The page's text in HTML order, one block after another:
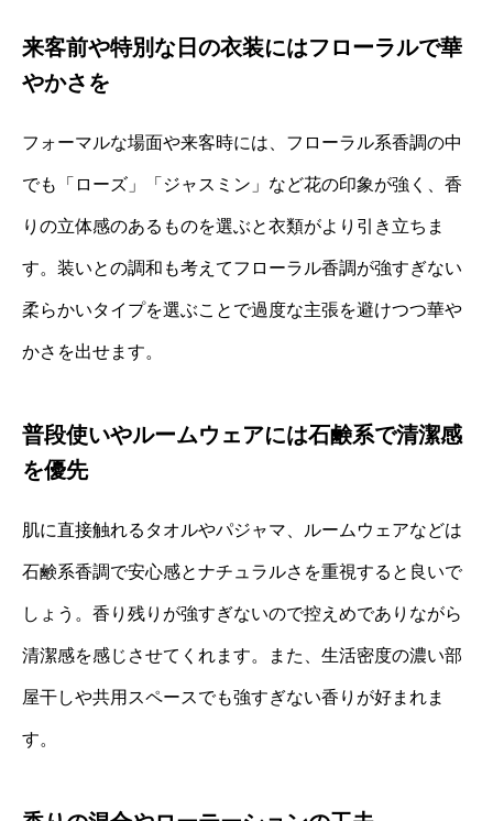
来客前や特別な日の衣装にはフローラルで華
やかさを
フォーマルな場面や来客時には、フローラル系香調の中
でも「ローズ」「ジャスミン」など花の印象が強く、香
りの立体感のあるものを選ぶと衣類がより引き立ちま
す。装いとの調和も考えてフローラル香調が強すぎない
柔らかいタイプを選ぶことで過度な主張を避けつつ華や
かさを出せます。
普段使いやルームウェアには石鹸系で清潔感
を優先
肌に直接触れるタオルやパジャマ、ルームウェアなどは
石鹸系香調で安心感とナチュラルさを重視すると良いで
しょう。香り残りが強すぎないので控えめでありながら
清潔感を感じさせてくれます。また、生活密度の濃い部
屋干しや共用スペースでも強すぎない香りが好まれま
す。